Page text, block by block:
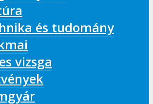
és tudomány
vizsga